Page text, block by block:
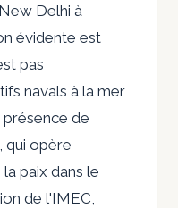
Delhi à
évidente est
pas
navals à la mer
présence de
qui opère
paix dans le
de l'IMEC,